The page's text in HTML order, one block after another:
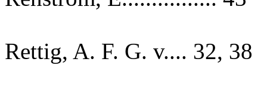
Rettig, A. F. G. v.... 32, 38